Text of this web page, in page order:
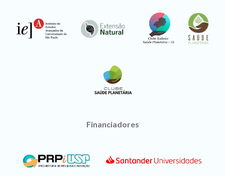
Financiadores